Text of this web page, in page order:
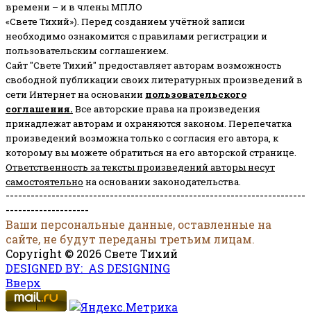
времени – и в члены МПЛО
«Свете Тихий»). Перед созданием учётной записи
необходимо ознакомится с правилами регистрации и
пользовательским соглашением.
Сайт "Свете Тихий" предоставляет авторам возможность
свободной публикации своих литературных произведений в
сети Интернет на основании пользовательского
соглашения. Все авторские права на произведения
принадлежат авторам и охраняются законом. Перепечатка
произведений возможна только с согласия его автора, к
которому вы можете обратиться на его авторской странице.
Ответственность за тексты произведений авторы несут
самостоятельно на основании законодательства.
------------------------------------------------------------------------
--------------------
Ваши персональные данные, оставленные на
сайте, не будут переданы третьим лицам.
Copyright © 2026 Свете Тихий
DESIGNED BY: AS DESIGNING
Вверх